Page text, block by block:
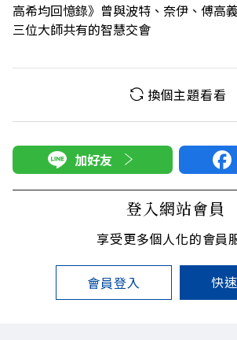
高希均回憶錄》曾與波特、奈伊、傅高義
三位大師共有的智慧交會
換個主題看看
加好友
登入網站會員
享受更多個人化的會員
會員登入 快